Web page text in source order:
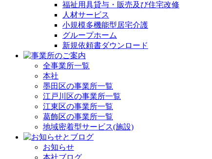
福祉用具貸与・販売及び住宅改修
人材サービス
小規模多機能型居宅介護
グループホーム
新規依頼書ダウンロード
全事業所一覧
本社
墨田区の事業所一覧
江戸川区の事業所一覧
江東区の事業所一覧
葛飾区の事業所一覧
地域密着型サービス(施設)
お知らせ
本社ブログ